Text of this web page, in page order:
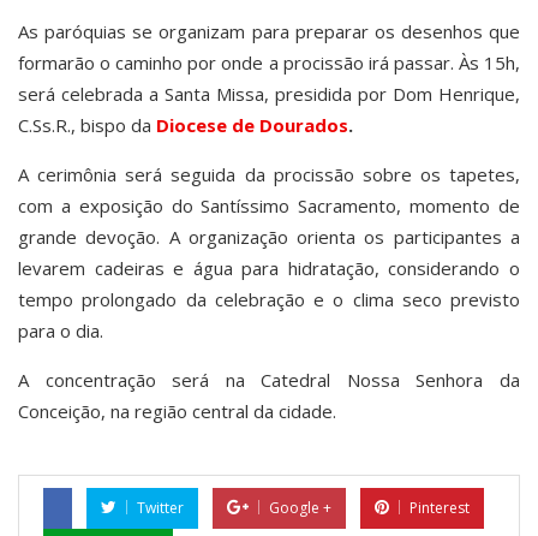
As paróquias se organizam para preparar os desenhos que
formarão o caminho por onde a procissão irá passar. Às 15h,
será celebrada a Santa Missa, presidida por Dom Henrique,
C.Ss.R., bispo da Diocese de Dourados.
A cerimônia será seguida da procissão sobre os tapetes,
com a exposição do Santíssimo Sacramento, momento de
grande devoção. A organização orienta os participantes a
levarem cadeiras e água para hidratação, considerando o
tempo prolongado da celebração e o clima seco previsto
para o dia.
A concentração será na Catedral Nossa Senhora da
Conceição, na região central da cidade.
Twitter Google +
Pinterest